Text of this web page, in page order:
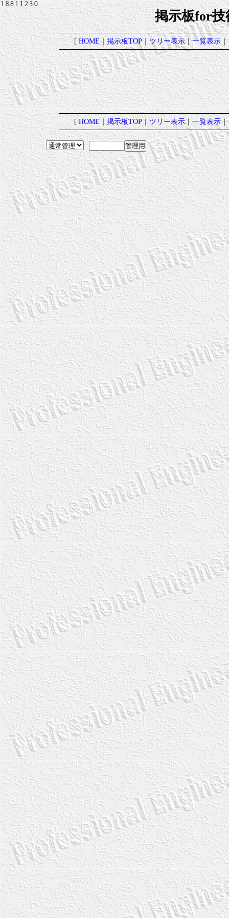
掲示板for技
[HOME｜掲示板TOP｜ツリー表示｜一覧表示｜
[HOME｜掲示板TOP｜ツリー表示｜一覧表示｜